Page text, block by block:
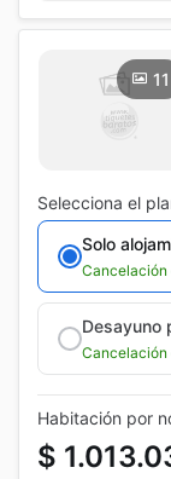
11
Selecciona el
Solo
Cancelación
Desayuno
Cancelación
Habitación por
$